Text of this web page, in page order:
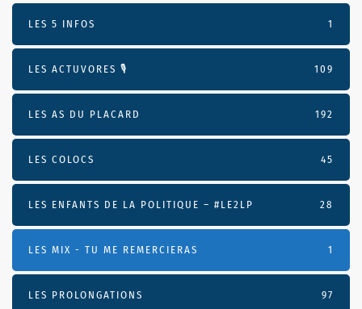
LES 5 INFOS 1
LES ACTUVORES 🎙 109
LES AS DU PLACARD 192
LES COLOCS 45
LES ENFANTS DE LA POLITIQUE – #LE2LP 28
LES MIX - TU ME REMERCIERAS 1
LES PROLONGATIONS 97